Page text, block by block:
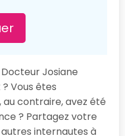
Josiane
Vous êtes
au contraire, avez été
? Partagez votre
internautes à